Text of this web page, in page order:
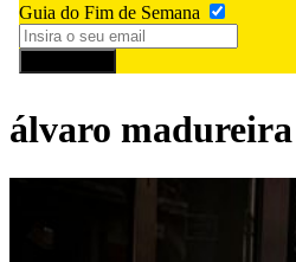
Guia do Fim de Semana
álvaro madureira